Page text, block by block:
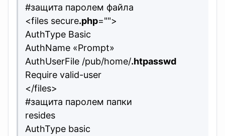
#защита паролем файла
<files secure.php="">
AuthType Basic
AuthName «Prompt»
AuthUserFile /pub/home/.htpasswd
Require valid-user
</files>
#защита паролем папки
resides
AuthType basic